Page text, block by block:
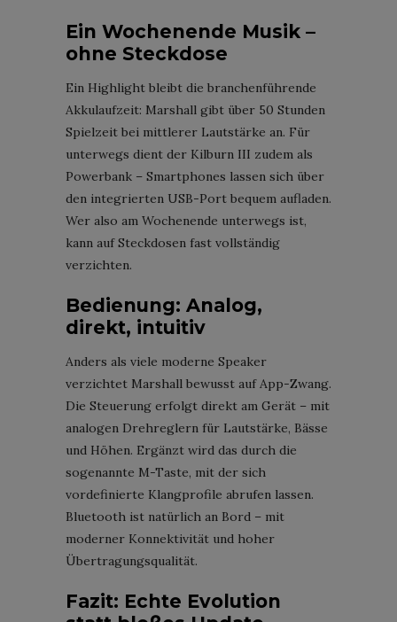
Ein Wochenende Musik –
ohne Steckdose
Ein Highlight bleibt die branchenführende
Akkulaufzeit: Marshall gibt über 50 Stunden
Spielzeit bei mittlerer Lautstärke an. Für
unterwegs dient der Kilburn III zudem als
Powerbank – Smartphones lassen sich über
den integrierten USB-Port bequem aufladen.
Wer also am Wochenende unterwegs ist,
kann auf Steckdosen fast vollständig
verzichten.
Bedienung: Analog,
direkt, intuitiv
Anders als viele moderne Speaker
verzichtet Marshall bewusst auf App-Zwang.
Die Steuerung erfolgt direkt am Gerät – mit
analogen Drehreglern für Lautstärke, Bässe
und Höhen. Ergänzt wird das durch die
sogenannte M-Taste, mit der sich
vordefinierte Klangprofile abrufen lassen.
Bluetooth ist natürlich an Bord – mit
moderner Konnektivität und hoher
Übertragungsqualität.
Fazit: Echte Evolution